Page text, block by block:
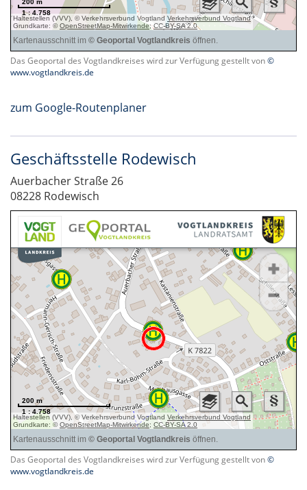
Das Geoportal des Vogtlandkreises wird zur Verfügung gestellt von©
www.vogtlandkreis.de
zum Google-Routenplaner
Geschäftsstelle Rodewisch
Auerbacher Straße 26
08228 Rodewisch
Das Geoportal des Vogtlandkreises wird zur Verfügung gestellt von©
www.vogtlandkreis.de